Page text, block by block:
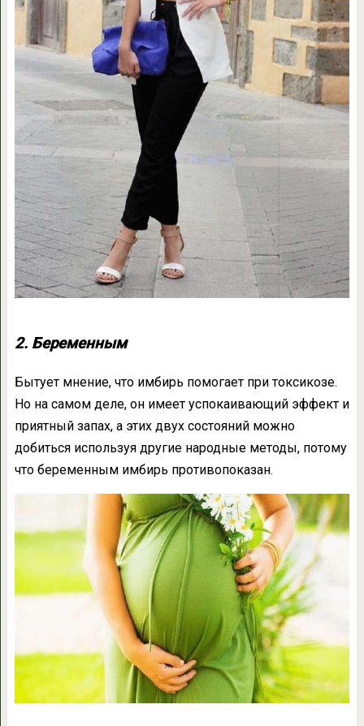
2. Беременным
Бытует мнение, что имбирь помогает при токсикозе.
Но на самом деле, он имеет успокаивающий эффект и
приятный запах, а этих двух состояний можно
добиться используя другие народные методы, потому
что беременным имбирь противопоказан.